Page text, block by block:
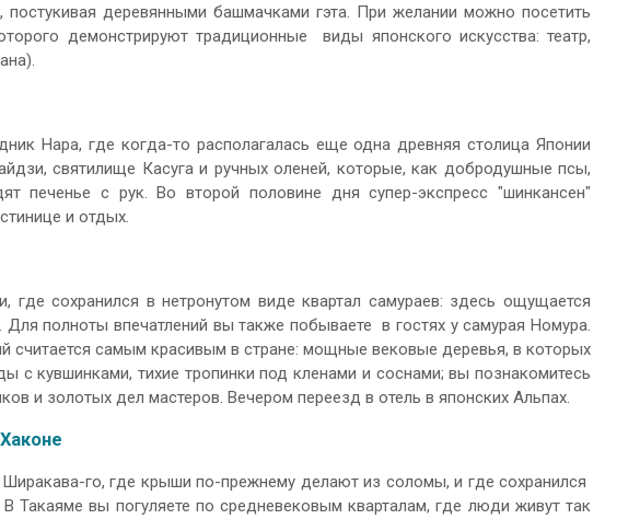
деревянными башмачками гэта. При желании можно посетить
демонстрируют традиционные виды японского искусства: театр,
Нара, где когда-то располагалась еще одна древняя столица Японии
святилище Касуга и ручных оленей, которые, как добродушные псы,
печенье с рук. Во второй половине дня супер-экспресс "шинкансен"
и отдых.
где сохранился в нетронутом виде квартал самураев: здесь ощущается
Для полноты впечатлений вы также побываете в гостях у самурая Номура.
считается самым красивым в стране: мощные вековые деревья, в которых
с кувшинками, тихие тропинки под кленами и соснами; вы познакомитесь
и золотых дел мастеров. Вечером переезд в отель в японских Альпах.
го, где крыши по-прежнему делают из соломы, и где сохранился
Такаяме вы погуляете по средневековым кварталам, где люди живут так